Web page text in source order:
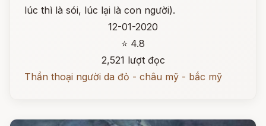
lúc thì là sói, lúc lại là con người).
12-01-2020
⭐ 4.8
2,521 lượt đọc
Thần thoại người da đỏ - châu mỹ - bắc mỹ